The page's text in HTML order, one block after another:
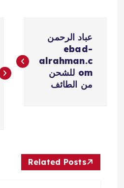
ص
م
عباد الرحمن
ebad-
alrahman.c
om للشحن
من الطائف
Related Posts